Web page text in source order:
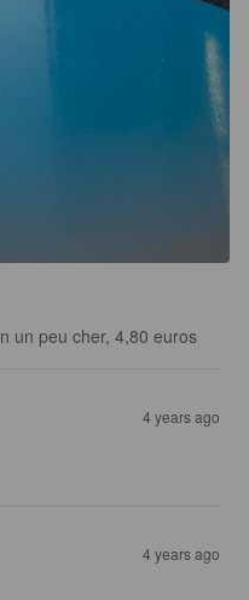
un peu cher, 4,80 euros
4 years ago
4 years ago